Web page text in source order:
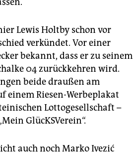
Lewis Holtby schon vor
verkündet. Vor einer
bekannt, dass er zu seinem
04 zurückkehren wird.
beide draußen am
einem Riesen-Werbeplakat
Lottogesellschaft –
GlücKSVerein“.
auch noch Marko Ivezić